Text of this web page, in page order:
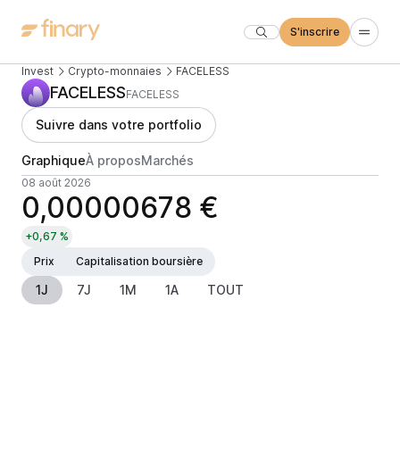
S'inscrire
Invest Crypto-monnaies FACELESS
FACELESSFACELESS
Suivre dans votre portfolio
GraphiqueÀ proposMarchés
08 août 2026
0,00000678 €
+0,67 %
Prix
Capitalisation boursière
1J 7J 1M 1A TOUT